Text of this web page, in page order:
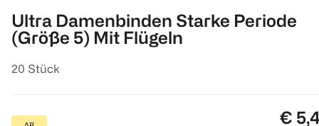
Ultra Damenbinden Starke Periode
(Größe 5) Mit Flügeln
20 Stück
€